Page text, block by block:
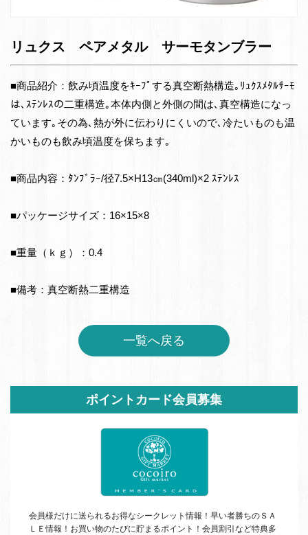
リュクス ペアメタル サーモタンブラー
■商品紹介：飲み頃温度をｷｰﾌﾟする真空断熱構造｡ﾘｭｸｽﾒﾀﾙｻｰﾓ
は､ｽﾃﾝﾚｽの二重構造｡本体内側と外側の間は､真空構造になっ
ています｡その為､熱が外に伝わりにくいので､冷たいものも温
かいものも飲み頃温度を保ちます｡
■商品内容：ﾀﾝﾌﾞﾗｰ/径7.5×H13㎝(340ml)×2 ｽﾃﾝﾚｽ
■パッケージサイズ：16×15×8
■重量（ｋｇ）：0.4
■備考：真空断熱二重構造
一覧へ戻る
イ
ポイントカード会員募集
会員様だけに送られるお得なシークレット情報！早い者勝ちのＳＡ
ＬＥ情報！お買い物のたびに貯まるポイント！会員割引など特典多